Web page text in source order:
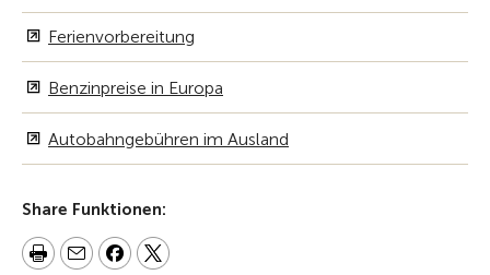
Ferienvorbereitung
Benzinpreise in Europa
Autobahngebühren im Ausland
Share Funktionen: